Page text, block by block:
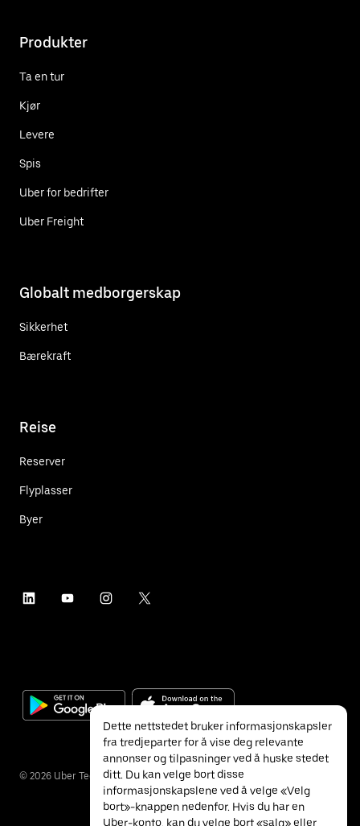
Produkter
Ta en tur
Kjør
Levere
Spis
Uber for bedrifter
Uber Freight
Globalt medborgerskap
Sikkerhet
Bærekraft
Reise
Reserver
Flyplasser
Byer
© 2026 Uber Technologies Inc.
Dette nettstedet bruker informasjonskapsler
fra tredjeparter for å vise deg relevante
annonser og tilpasninger ved å huske stedet
ditt. Du kan velge bort disse
informasjonskapslene ved å velge «Velg
bort»-knappen nedenfor. Hvis du har en
Uber-konto, kan du velge bort «salg» eller